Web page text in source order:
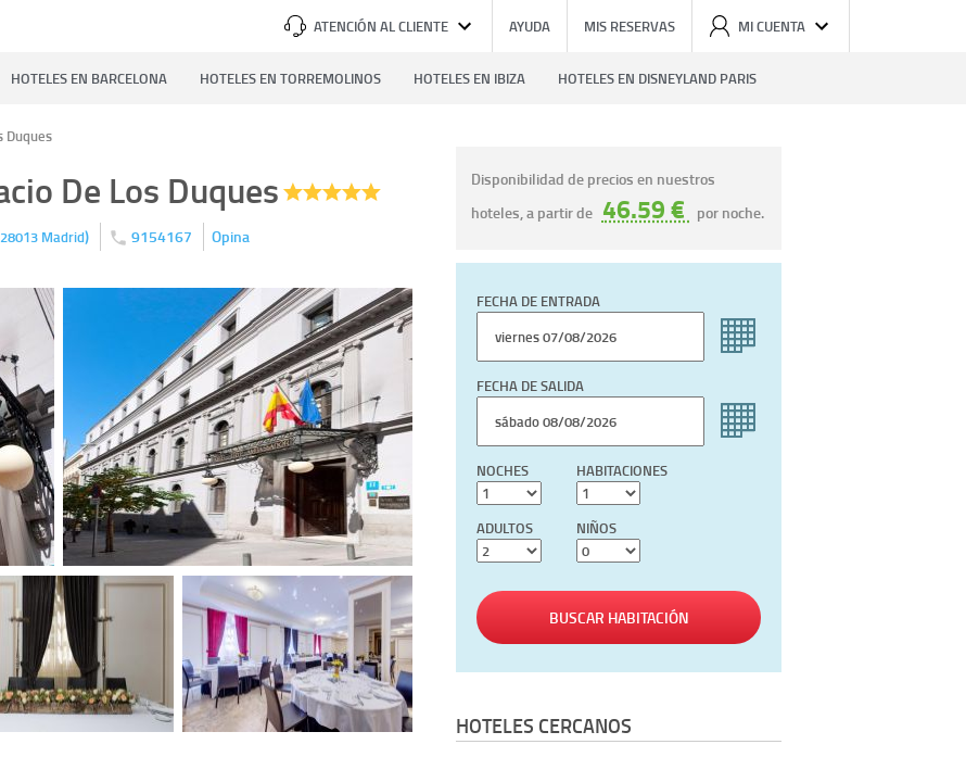
ATENCIÓN AL CLIENTE AYUDA MIS RESERVAS MI CUENTA
HOTELES EN BARCELONA HOTELES EN TORREMOLINOS HOTELES EN IBIZA HOTELES EN DISNEYLAND PARIS
Duques
De Los Duques
28013 Madrid) 9154167 Opina
Disponibilidad de precios en nuestros
hoteles, a partir de 46.59 € por noche.
FECHA DE ENTRADA
FECHA DE SALIDA
NOCHES HABITACIONES
ADULTOS NIÑOS
BUSCAR HABITACIÓN
HOTELES CERCANOS